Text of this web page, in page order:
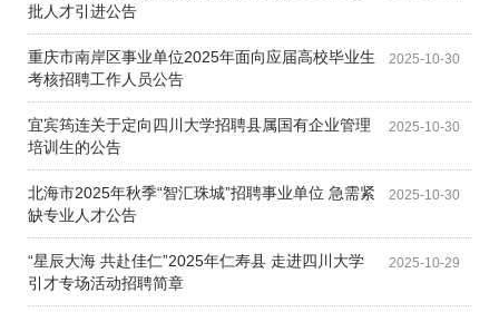
批人才引进公告
2025-10-30
重庆市南岸区事业单位2025年面向应届高校毕业生
考核招聘工作人员公告
2025-10-30
宜宾筠连关于定向四川大学招聘县属国有企业管理
培训生的公告
2025-10-30
北海市2025年秋季“智汇珠城”招聘事业单位 急需紧
缺专业人才公告
2025-10-29
“星辰大海 共赴佳仁”2025年仁寿县 走进四川大学
引才专场活动招聘简章